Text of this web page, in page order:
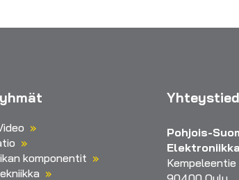
komponentit
Pohjois-
Kempeleentie